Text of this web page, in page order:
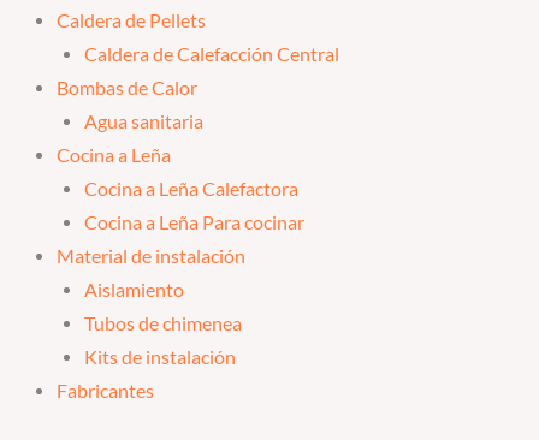
Caldera de Pellets
Caldera de Calefacción Central
Bombas de Calor
Agua sanitaria
Cocina a Leña
Cocina a Leña Calefactora
Cocina a Leña Para cocinar
Material de instalación
Aislamiento
Tubos de chimenea
Kits de instalación
Fabricantes